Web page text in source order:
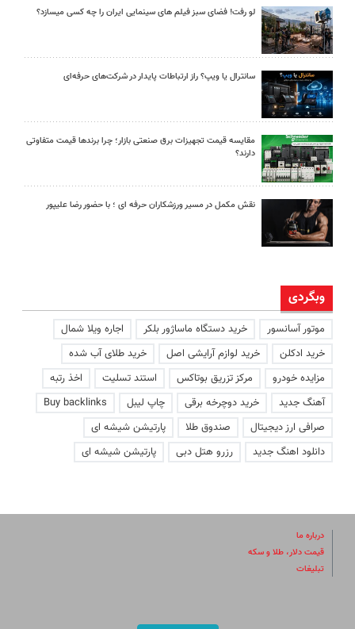
لو رفت! فضای سبز فیلم های سینمایی ایران را چه کسی میسازد؟
سانترال یا ویپ؟ راز ارتباطات پایدار در شرکت‌های حرفه‌ای
مقایسه قیمت تجهیزات برق صنعتی بازار؛ چرا برندها قیمت متفاوتی
دارند؟
نقش مکمل در مسیر ورزشکاران حرفه ای ؛ با حضور رضا علیپور
وبگردی
موتور آسانسور خرید دستگاه ماساژور بلکر
اجاره ویلا شمال
خرید ادکلن
خرید لوازم آرایشی اصل
خرید طلای آب شده
مزایده خودرو
مرکز تزریق بوتاکس استند تسلیت
اخذ رتبه
آهنگ جدید
خرید دوچرخه برقی چاپ لیبل
Buy backlinks
صرافی ارز دیجیتال
صندوق طلا
پارتیشن شیشه ای
دانلود اهنگ جدید
رزرو هتل دبی پارتیشن شیشه ای
درباره ما
قیمت دلار، طلا و سکه
تبلیغات